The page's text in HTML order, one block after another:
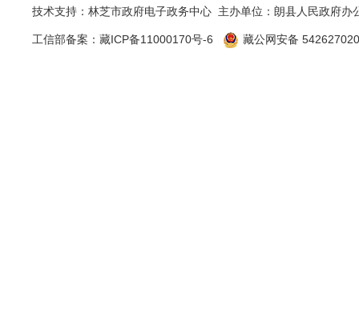
2026年
进场施工
技术支持：林芝市政府电子政务中心 主办单位：朗县人民政府办
工信部备案： 藏ICP备11000170号-6 藏公网安备